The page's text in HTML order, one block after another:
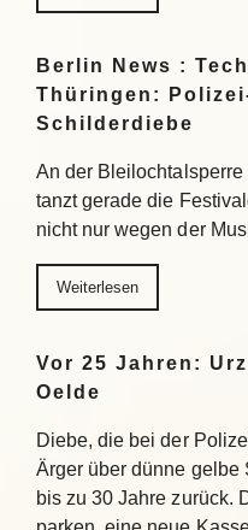
Berlin News :
Thüringen:
Schilderdiebe
An der
tanzt gerade die
nicht nur wegen der
Weiterlesen
Vor 25 Jahren:
Oelde
Diebe, die bei der
Ärger über dünne gelbe
bis zu 30 Jahre zurück.